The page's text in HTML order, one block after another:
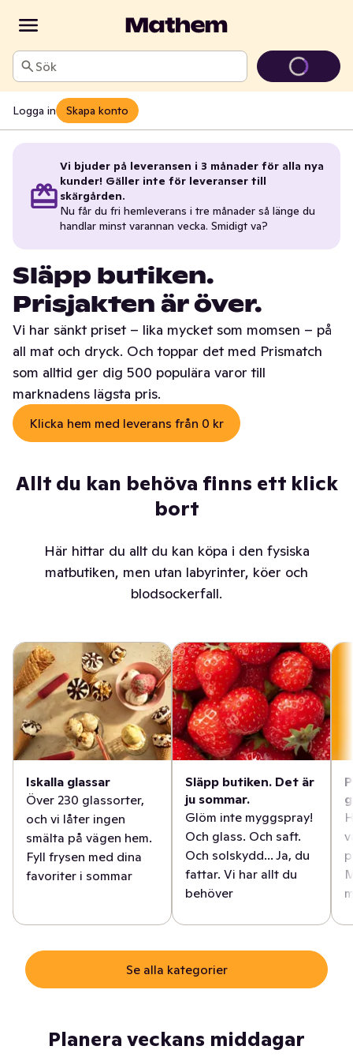
Sök
Logga in Skapa konto
Vi bjuder på leveransen i 3 månader för alla nya
kunder! Gäller inte för leveranser till
skärgården.
Nu får du fri hemleverans i tre månader så länge du
handlar minst varannan vecka. Smidigt va?
Släpp butiken.
Prisjakten är över.
Vi har sänkt priset – lika mycket som momsen – på
all mat och dryck. Och toppar det med Prismatch
som alltid ger dig 500 populära varor till
marknadens lägsta pris.
Klicka hem med leverans från 0 kr
Allt du kan behöva finns ett klick
bort
Här hittar du allt du kan köpa i den fysiska
matbutiken, men utan labyrinter, köer och
blodsockerfall.
Iskalla glassar
Över 230 glassorter,
och vi låter ingen
smälta på vägen hem.
Fyll frysen med dina
favoriter i sommar
Släpp butiken. Det är
ju sommar.
Glöm inte myggspray!
Och glass. Och saft.
Och solskydd... Ja, du
fattar. Vi har allt du
behöver
Se alla kategorier
Planera veckans middagar